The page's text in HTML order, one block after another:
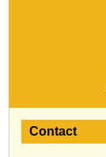
Contact